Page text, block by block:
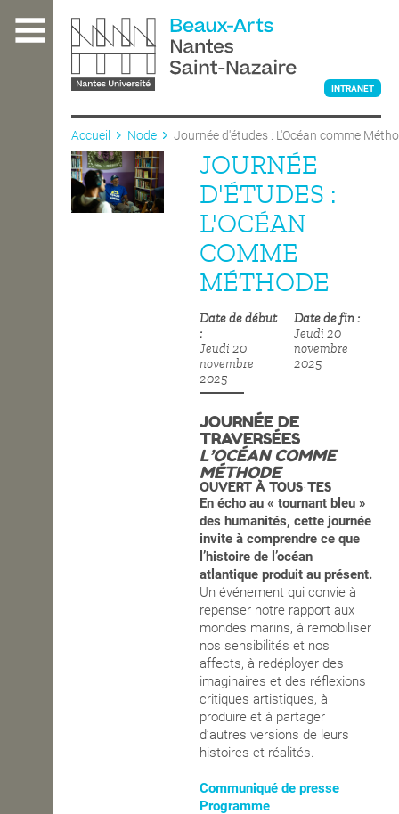
contenu
L'ÉCOLE
INTRANET
Accueil Node Journée d'études : L'Océan comme
JOURNÉE
D'ÉTUDES :
L'OCÉAN
COMME
MÉTHODE
Date de début
Jeudi 20
novembre
2025
Date de fin
Jeudi 20
novembre
2025
JOURNÉE DE
TRAVERSÉES
L’OCÉAN COMME
MÉTHODE
OUVERT À TOUS·TES
En écho au « tournant bleu »
des humanités, cette journée
invite à comprendre ce que
l’histoire de l’océan
atlantique produit au présent.
Un événement qui convie à
repenser notre rapport aux
mondes marins, à remobiliser
nos sensibilités et nos
affects, à redéployer des
imaginaires et des réflexions
critiques artistiques, à
produire et à partager
d’autres versions de leurs
histoires et réalités.
Communiqué de presse
Programme